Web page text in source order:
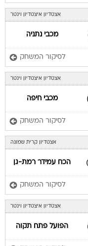
אצטדיון איצטדיון וינטר
מכבי נתניה
לסיקור המשחק
אצטדיון איצטדיון וינטר
מכבי חיפה
לסיקור המשחק
אצטדיון קרית שמונה
הכח עמידר רמת-גן
לסיקור המשחק
אצטדיון איצטדיון וינטר
הפועל פתח תקוה